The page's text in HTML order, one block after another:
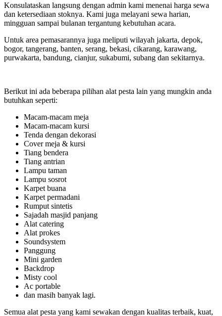
Konsulataskan langsung dengan admin kami menenai harga sewa
dan ketersediaan stoknya. Kami juga melayani sewa harian,
mingguan sampai bulanan tergantung kebutuhan acara.
Untuk area pemasarannya juga meliputi wilayah jakarta, depok,
bogor, tangerang, banten, serang, bekasi, cikarang, karawang,
purwakarta, bandung, cianjur, sukabumi, subang dan sekitarnya.
Berikut ini ada beberapa pilihan alat pesta lain yang mungkin anda
butuhkan seperti:
Macam-macam meja
Macam-macam kursi
Tenda dengan dekorasi
Cover meja & kursi
Tiang bendera
Tiang antrian
Lampu taman
Lampu sosrot
Karpet buana
Karpet permadani
Rumput sintetis
Sajadah masjid panjang
Alat catering
Alat prokes
Soundsystem
Panggung
Mini garden
Backdrop
Misty cool
Ac portable
dan masih banyak lagi.
Semua alat pesta yang kami sewakan dengan kualitas terbaik, kuat,